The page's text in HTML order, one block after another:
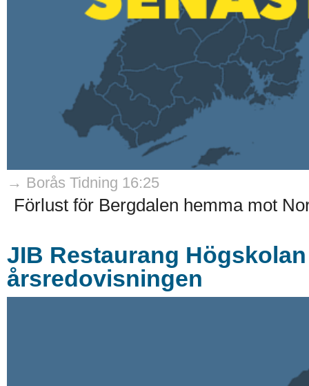
→ Borås Tidning 16:25
Förlust för Bergdalen hemma mot
JIB Restaurang
årsredovisningen